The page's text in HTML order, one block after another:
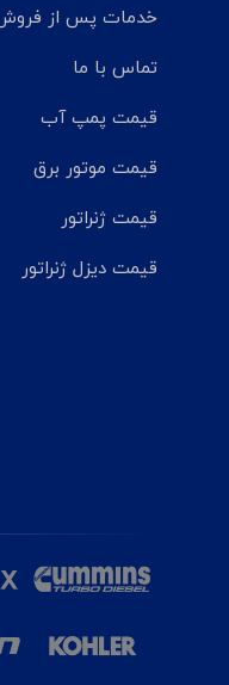
خدمات پس از
تماس با ما
قیمت پمپ آب
قیمت موتور برق
قیمت ژنراتور
قیمت دیزل ژنراتور